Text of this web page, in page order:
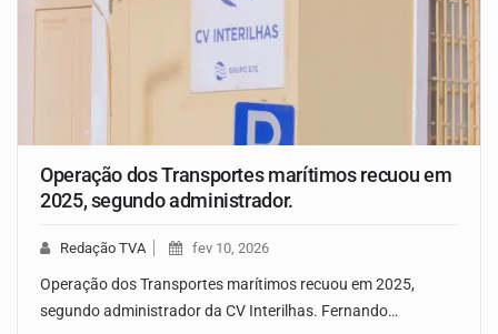
Operação dos Transportes marítimos recuou em
2025, segundo administrador.
Redação TVA fev 10, 2026
Operação dos Transportes marítimos recuou em 2025,
segundo administrador da CV Interilhas. Fernando…